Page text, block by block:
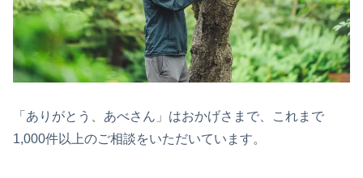
「ありがとう、あべさん」はおかげさまで、これまで
1,000件以上のご相談をいただいています。